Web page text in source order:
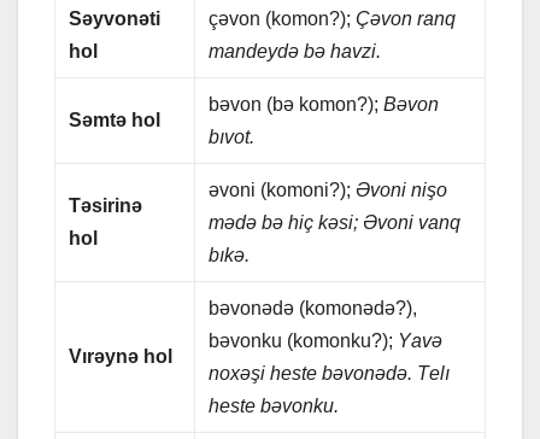
Səyvonəti
hol
çəvon (komon?); Çəvon rаnq
mаndеydə bə hаvzi.
Səmtə hol
bəvon (bə komon?);Bəvon
bıvot.
Təsirinə
hol
əvoni (komoni?); Əvoni nişo
mədə bə hiç kəsi; Əvoni vаnq
bıkə.
Vırəynə hol
bəvonədə (komonədə?),
bəvonku (komonku?); Yаvə
noxəşi hеstе bəvonədə. Tеlı
hеstе bəvonku.